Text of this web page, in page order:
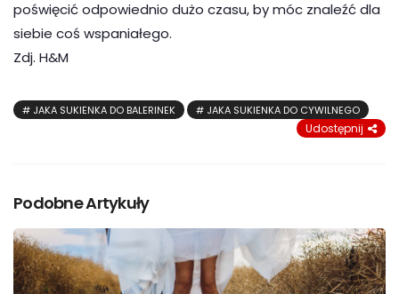
poświęcić odpowiednio dużo czasu, by móc znaleźć dla
siebie coś wspaniałego.
Zdj. H&M
JAKA SUKIENKA DO BALERINEK JAKA SUKIENKA DO CYWILNEGO
Udostępnij
Podobne Artykuły